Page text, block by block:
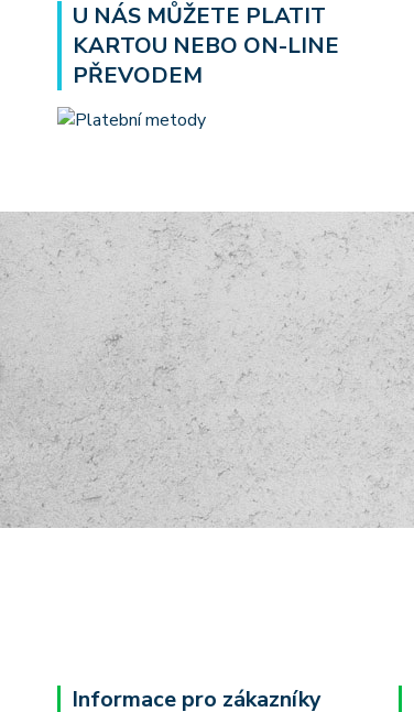
U NÁS MŮŽETE PLATIT
KARTOU NEBO ON-LINE
PŘEVODEM
Informace pro zákazníky